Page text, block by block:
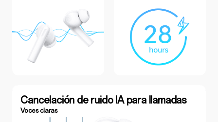
Cancelación de ruido IA para llamadas
Voces claras